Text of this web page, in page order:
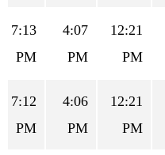
12:21
PM
4:07
PM
7:13
PM
12:21
PM
4:06
PM
7:12
PM